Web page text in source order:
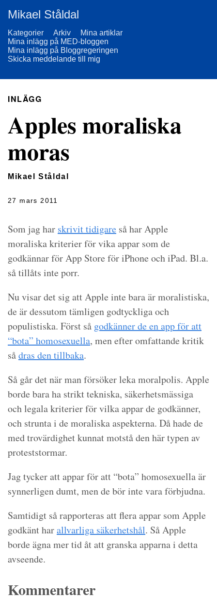
Mikael Ståldal
Kategorier Arkiv
Mina artiklar
Mina inlägg på MED-bloggen
Mina inlägg på Bloggregeringen
Skicka meddelande till mig
INLÄGG
Apples moraliska
moras
Mikael Ståldal
27 mars 2011
Som jag har skrivit tidigare så har Apple
moraliska kriterier för vika appar som de
godkännar för App Store för iPhone och iPad. Bl.a.
så tillåts inte porr.
Nu visar det sig att Apple inte bara är moralistiska,
de är dessutom tämligen godtyckliga och
populistiska. Först så godkänner de en app för att
“bota” homosexuella, men efter omfattande kritik
sådras den tillbaka.
Så går det när man försöker leka moralpolis. Apple
borde bara ha strikt tekniska, säkerhetsmässiga
och legala kriterier för vilka appar de godkänner,
och strunta i de moraliska aspekterna. Då hade de
med trovärdighet kunnat motstå den här typen av
proteststormar.
Jag tycker att appar för att “bota” homosexuella är
synnerligen dumt, men de bör inte vara förbjudna.
Samtidigt så rapporteras att flera appar som Apple
godkänt harallvarliga säkerhetshål. Så Apple
borde ägna mer tid åt att granska apparna i detta
avseende.
Kommentarer